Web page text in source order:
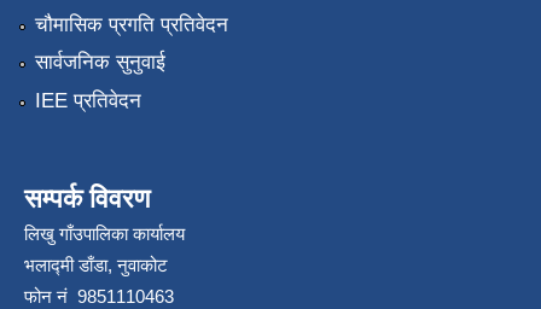
चौमासिक प्रगति प्रतिवेदन
सार्वजनिक सुनुवाई
IEE प्रतिवेदन
सम्पर्क विवरण
लिखु गाँउपालिका कार्यालय
भलाद्मी डाँडा, नुवाकोट
फोन नं 9851110463